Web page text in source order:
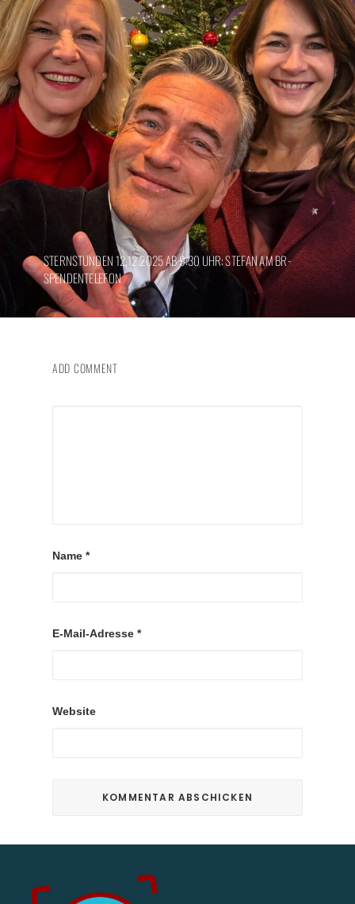
STERNSTUNDEN 12.12.2025 AB 9:30 UHR: STEFAN AM BR-
SPENDENTELEFON
ADD COMMENT
Name *
E-Mail-Adresse *
Website